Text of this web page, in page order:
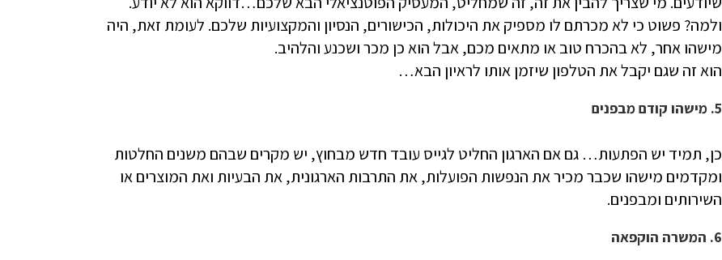
ולמה? פשוט כי לא מכרתם לו מספיק את היכולות, הכישורים, הנסיון והמקצועיות שלכם. לעומת זאת, היה
מישהו אחר, לא בהכרח טוב או מתאים מכם, אבל הוא כן מכר ושכנע והלהיב.
הוא זה שגם יקבל את הטלפון שיזמן אותו לראיון הבא…
5. מישהו קודם מבפנים
כן, תמיד יש הפתעות… גם אם הארגון החליט לגייס עובד חדש מבחוץ, יש מקרים שבהם משנים החלטות
ומקדמים מישהו שכבר מכיר את הנפשות הפועלות, את התרבות הארגונית, את הבעיות ואת המוצרים או
השירותים ומבפנים.
6. המשרה הוקפאה